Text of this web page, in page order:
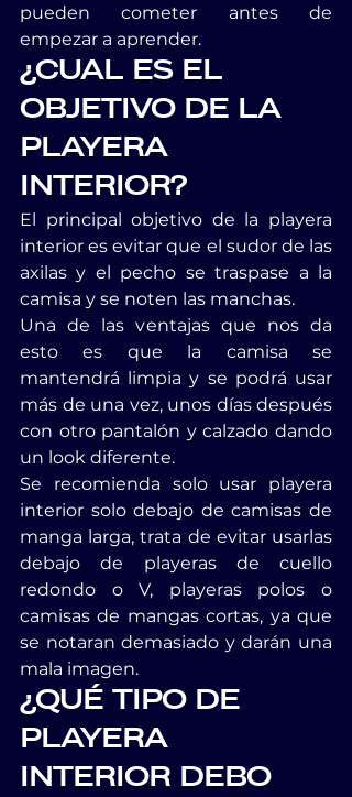
pueden cometer antes de
empezar a aprender.
¿CUAL ES EL
OBJETIVO DE LA
PLAYERA
INTERIOR?
El principal objetivo de la playera
interior es evitar que el sudor de las
axilas y el pecho se traspase a la
camisa y se noten las manchas.
Una de las ventajas que nos da
esto es que la camisa se
mantendrá limpia y se podrá usar
más de una vez, unos días después
con otro pantalón y calzado dando
un look diferente.
Se recomienda solo usar playera
interior solo debajo de camisas de
manga larga, trata de evitar usarlas
debajo de playeras de cuello
redondo o V, playeras polos o
camisas de mangas cortas, ya que
se notaran demasiado y darán una
mala imagen.
¿QUÉ TIPO DE
PLAYERA
INTERIOR DEBO